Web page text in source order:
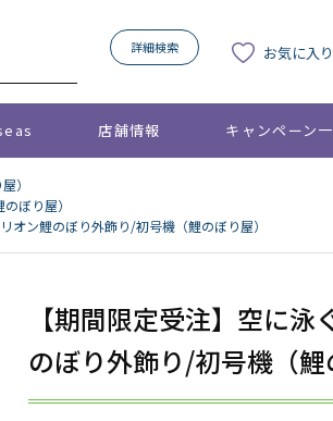
詳細検索 お気に入り
店舗情報 キャンペーン
）
ぼり屋）
オン鯉のぼり外飾り/初号機（鯉のぼり屋）
【期間限定受注】空に
のぼり外飾り/初号機（鯉